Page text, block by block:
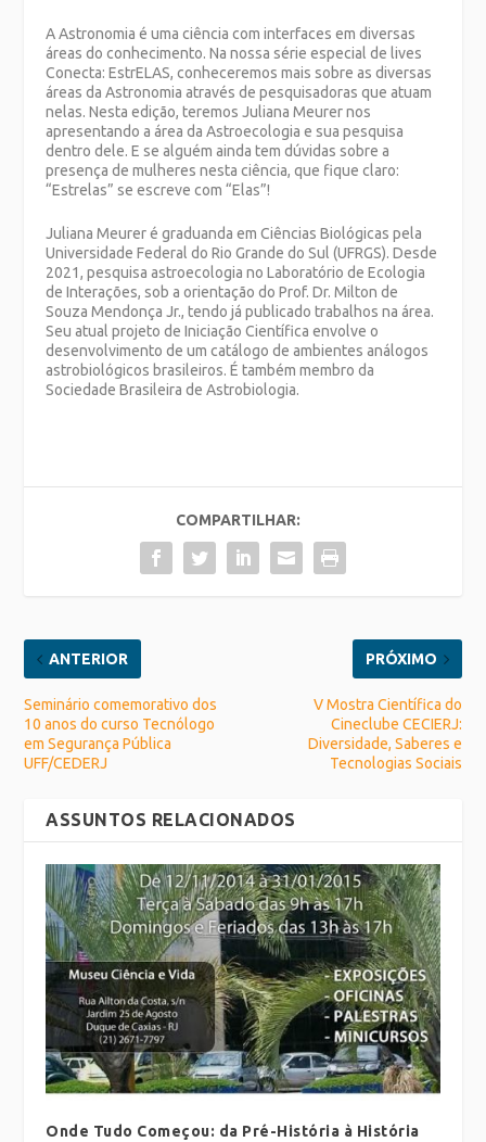
A Astronomia é uma ciência com interfaces em diversas
áreas do conhecimento. Na nossa série especial de lives
Conecta: EstrELAS, conheceremos mais sobre as diversas
áreas da Astronomia através de pesquisadoras que atuam
nelas. Nesta edição, teremos Juliana Meurer nos
apresentando a área da Astroecologia e sua pesquisa
dentro dele. E se alguém ainda tem dúvidas sobre a
presença de mulheres nesta ciência, que fique claro:
“Estrelas” se escreve com “Elas”!
Juliana Meurer é graduanda em Ciências Biológicas pela
Universidade Federal do Rio Grande do Sul (UFRGS). Desde
2021, pesquisa astroecologia no Laboratório de Ecologia
de Interações, sob a orientação do Prof. Dr. Milton de
Souza Mendonça Jr., tendo já publicado trabalhos na área.
Seu atual projeto de Iniciação Científica envolve o
desenvolvimento de um catálogo de ambientes análogos
astrobiológicos brasileiros. É também membro da
Sociedade Brasileira de Astrobiologia.
COMPARTILHAR:
ANTERIOR
Seminário comemorativo dos
10 anos do curso Tecnólogo
em Segurança Pública
UFF/CEDERJ
PRÓXIMO
V Mostra Científica do
Cineclube CECIERJ:
Diversidade, Saberes e
Tecnologias Sociais
ASSUNTOS RELACIONADOS
Onde Tudo Começou: da Pré-História à História